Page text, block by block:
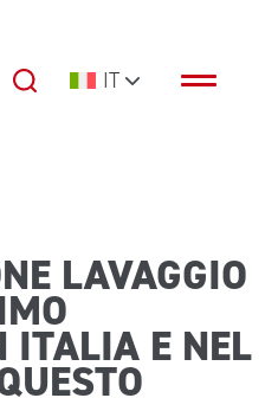
IT
LAVAGGIO
ITALIA E NEL